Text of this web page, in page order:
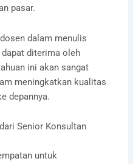
pasar.
dalam menulis
dapat diterima oleh
ini akan sangat
meningkatkan kualitas
depannya.
Senior Konsultan
untuk